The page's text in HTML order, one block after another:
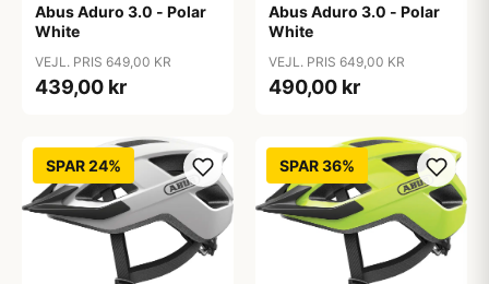
Abus Aduro 3.0 - Polar
White
VEJL. PRIS 649,00 KR
439,00 kr
Abus Aduro 3.0 - Polar
White
VEJL. PRIS 649,00 KR
490,00 kr
SPAR 24% SPAR 36%